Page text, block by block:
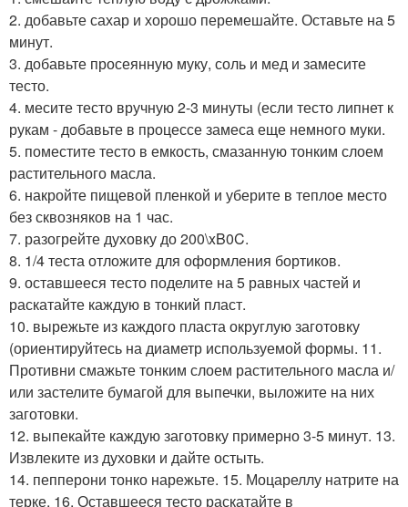
2. добавьте сахар и хорошо перемешайте. Оставьте на 5
минут.
3. добавьте просеянную муку, соль и мед и замесите
тесто.
4. месите тесто вручную 2-3 минуты (если тесто липнет к
рукам - добавьте в процессе замеса еще немного муки.
5. поместите тесто в емкость, смазанную тонким слоем
растительного масла.
6. накройте пищевой пленкой и уберите в теплое место
без сквозняков на 1 час.
7. разогрейте духовку до 200\xB0C.
8. 1/4 теста отложите для оформления бортиков.
9. оставшееся тесто поделите на 5 равных частей и
раскатайте каждую в тонкий пласт.
10. вырежьте из каждого пласта округлую заготовку
(ориентируйтесь на диаметр используемой формы. 11.
Противни смажьте тонким слоем растительного масла и/
или застелите бумагой для выпечки, выложите на них
заготовки.
12. выпекайте каждую заготовку примерно 3-5 минут. 13.
Извлеките из духовки и дайте остыть.
14. пепперони тонко нарежьте. 15. Моцареллу натрите на
терке. 16. Оставшееся тесто раскатайте в